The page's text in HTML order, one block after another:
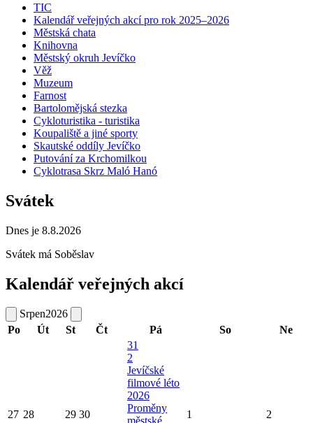
TIC
Kalendář veřejných akcí pro rok 2025–2026
Městská chata
Knihovna
Městský okruh Jevíčko
Věž
Muzeum
Farnost
Bartolomějská stezka
Cykloturistika - turistika
Koupaliště a jiné sporty
Skautské oddíly Jevíčko
Putování za Krchomilkou
Cyklotrasa Skrz Maló Hanó
Svátek
Dnes je 8.8.2026
Svátek má Soběslav
Kalendář veřejných akcí
Srpen2026
Po
Út St Čt Pá So Ne
27 28 29 30
31
2
Jevíčské
filmové léto
2026
Proměny
1 2